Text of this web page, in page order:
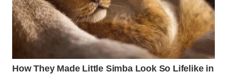
SERDANG
WN
TEBING